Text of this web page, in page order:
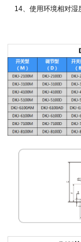
14、使用环境相对湿